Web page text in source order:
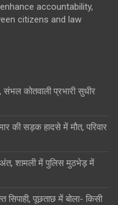
accountability,
citizens and law
संभल कोतवाली प्रभारी सुधीर
की सड़क हादसे में मौत, परिवार
शामली में पुलिस मुठभेड़ में
पूछताछ में बोला- किसी